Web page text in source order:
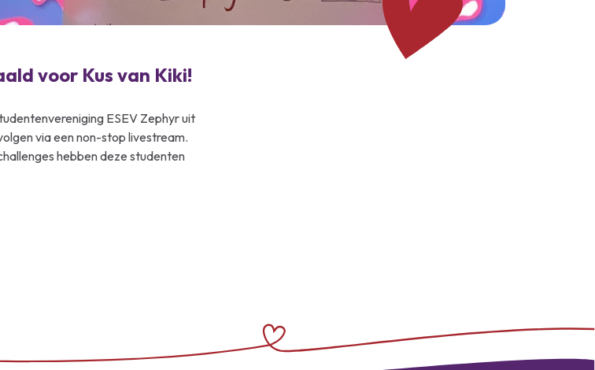
voor Kus van Kiki!
ESEV Zephyr uit
via een non-stop livestream.
hebben deze studenten